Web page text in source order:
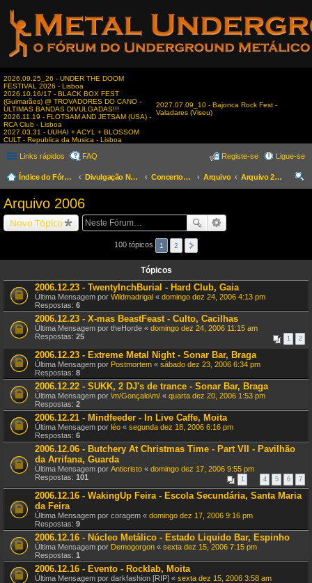
2026.09.25_26 - UNDER THE DOOM
FESTIVAL 2026 - Lisboa
2026.10.16/17 - BLACK BOX FEST
(Guimarães) @ TROVADORES DO CANO -
ÚLTIMAS BANDAS DIVULGADAS!!!
2026.11.19 - FLOTSAM AND JETSAM (USA) -
RCA Club - Lisboa
2027.03.31 - UUHAI + ACYL + BLOSSOM
CULT - Republica da Musica - Lisboa
2027.07.09_10 - Bajonca Rock Fest -
Valadares (Viseu)
Links rápidos FAQ Ligue-se
Registe-se
Índice do Fórum Divulgação Nacional Concertos & Eventos Arquivo
Arquivo 2006
Arquivo 2006
Novo Tópico
100 tópicos 1 2
Tópicos
2006.12.23 - TwentyInchBurial - Hard Club, Gaia
Última Mensagem por Wildmadrigal « domingo dez 24, 2006 4:13 pm
Respostas: 6
2006.12.23 - X-mas BeastFeast - Culto, Cacilhas
Última Mensagem por theHorde « domingo dez 24, 2006 11:15 am
Respostas: 25 1 2
2006.12.23 - Extreme Metal Night - Sonar Bar, Braga
Última Mensagem por Postmortem « sábado dez 23, 2006 6:34 pm
Respostas: 8
2006.12.22 - SUKK, 2 DJ's de trance - Sonar Bar, Braga
Última Mensagem por \m/Gonçalo\m/ « quarta dez 20, 2006 1:53 pm
Respostas: 2
2006.12.21 - Mindfeeder - In Live Caffe, Moita
Última Mensagem por léo « segunda dez 18, 2006 6:16 pm
Respostas: 6
2006.12.06 - Butchery At Christmas Time - Part VII - Pavilhão
da Arrifana, Guarda
Última Mensagem por Anticristo « domingo dez 17, 2006 9:55 pm
Respostas: 101 1 … 4 5 6 7
2006.12.16 - WakingUp Feira - Escola Secundária, Santa Maria
da Feira
Última Mensagem por coragem « domingo dez 17, 2006 9:16 pm
Respostas: 9
2006.12.16 - Núcleo Metálico - Estado Liquido Bar, Espinho
Última Mensagem por Demogorgon « sexta dez 15, 2006 7:15 pm
Respostas: 1
2006.12.16 - Evento - Rocklab, Moita
Última Mensagem por darkfashion [RIP] « sexta dez 15, 2006 3:58 am